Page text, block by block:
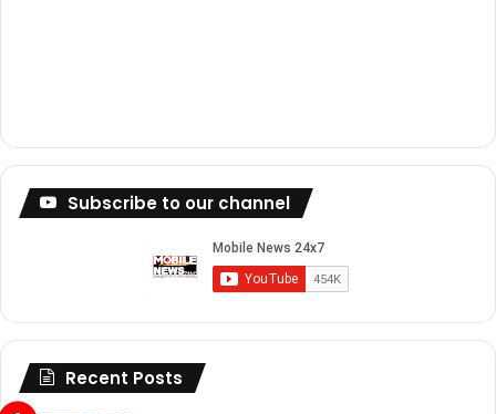
Subscribe to our channel
Recent Posts